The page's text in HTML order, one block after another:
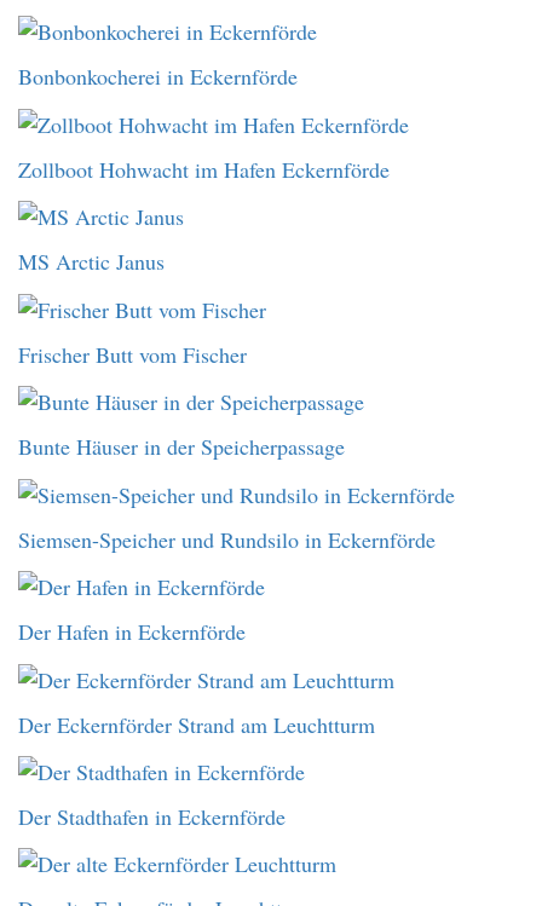
Bonbonkocherei in Eckernförde
Zollboot Hohwacht im Hafen Eckernförde
MS Arctic Janus
Frischer Butt vom Fischer
Bunte Häuser in der Speicherpassage
Siemsen-Speicher und Rundsilo in Eckernförde
Der Hafen in Eckernförde
Der Eckernförder Strand am Leuchtturm
Der Stadthafen in Eckernförde